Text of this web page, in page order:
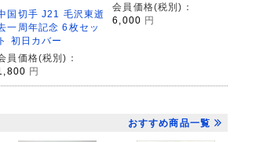
国切手 J21 毛沢東逝
一周年記念 6枚セッ
ト 初日カバー
員価格(税別)：
円
会員価格(税別)：
6,000 円
おすすめ商品一覧